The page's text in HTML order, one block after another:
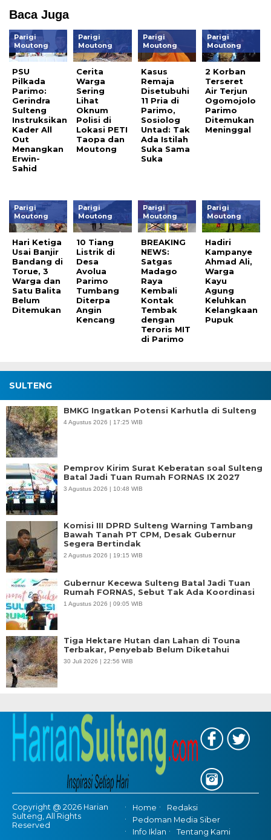
Baca Juga
Parigi
Moutong
PSU
Pilkada
Parimo:
Gerindra
Sulteng
Instruksikan
Kader All
Out
Menangkan
Erwin-
Sahid
Parigi
Moutong
Cerita
Warga
Sering
Lihat
Oknum
Polisi di
Lokasi PETI
Taopa dan
Moutong
Parigi
Moutong
Kasus
Remaja
Disetubuhi
11 Pria di
Parimo,
Sosiolog
Untad: Tak
Ada Istilah
Suka Sama
Suka
Parigi
Moutong
2 Korban
Terseret
Air Terjun
Ogomojolo
Parimo
Ditemukan
Meninggal
Parigi
Moutong
Hari Ketiga
Usai Banjir
Bandang di
Torue, 3
Warga dan
Satu Balita
Belum
Ditemukan
Parigi
Moutong
10 Tiang
Listrik di
Desa
Avolua
Parimo
Tumbang
Diterpa
Angin
Kencang
Parigi
Moutong
BREAKING
NEWS:
Satgas
Madago
Raya
Kembali
Kontak
Tembak
dengan
Teroris MIT
di Parimo
Parigi
Moutong
Hadiri
Kampanye
Ahmad Ali,
Warga
Kayu
Agung
Keluhkan
Kelangkaan
Pupuk
SULTENG
BMKG Ingatkan Potensi Karhutla di Sulteng
4 Agustus 2026 | 17:25 WIB
Pemprov Kirim Surat Keberatan soal Sulteng
Batal Jadi Tuan Rumah FORNAS IX 2027
3 Agustus 2026 | 10:48 WIB
Komisi III DPRD Sulteng Warning Tambang
Bawah Tanah PT CPM, Desak Gubernur
Segera Bertindak
2 Agustus 2026 | 19:15 WIB
Gubernur Kecewa Sulteng Batal Jadi Tuan
Rumah FORNAS, Sebut Tak Ada Koordinasi
1 Agustus 2026 | 09:05 WIB
Tiga Hektare Hutan dan Lahan di Touna
Terbakar, Penyebab Belum Diketahui
30 Juli 2026 | 22:56 WIB
Copyright @ 2026 Harian
Sulteng, All Rights
Reserved
Home
Redaksi
Pedoman Media Siber
Info Iklan
Tentang Kami